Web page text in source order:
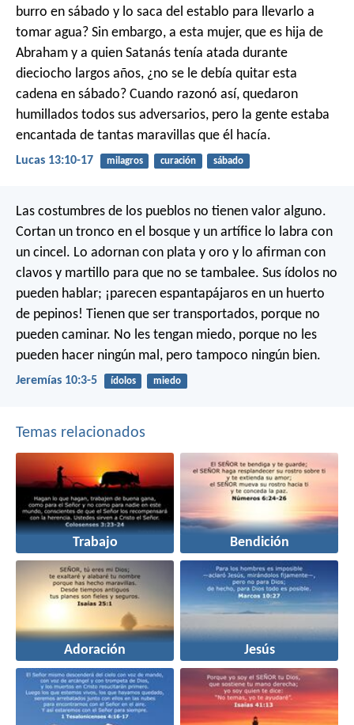
burro en sábado y lo saca del establo para llevarlo a
tomar agua? Sin embargo, a esta mujer, que es hija de
Abraham y a quien Satanás tenía atada durante
dieciocho largos años, ¿no se le debía quitar esta
cadena en sábado? Cuando razonó así, quedaron
humillados todos sus adversarios, pero la gente estaba
encantada de tantas maravillas que él hacía.
Lucas 13:10-17 milagros curación sábado
Las costumbres de los pueblos no tienen valor alguno.
Cortan un tronco en el bosque y un artífice lo labra con
un cincel. Lo adornan con plata y oro y lo afirman con
clavos y martillo para que no se tambalee. Sus ídolos no
pueden hablar; ¡parecen espantapájaros en un huerto
de pepinos! Tienen que ser transportados, porque no
pueden caminar. No les tengan miedo, porque no les
pueden hacer ningún mal, pero tampoco ningún bien.
Jeremías 10:3-5 ídolos miedo
Temas relacionados
Trabajo Bendición
Adoración Jesús